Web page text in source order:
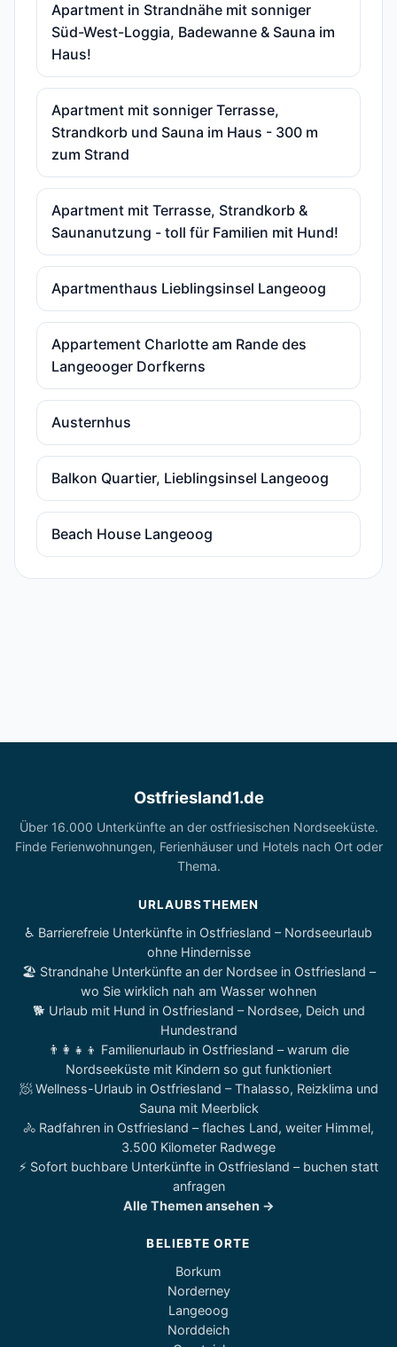
Apartment in Strandnähe mit sonniger
Süd-West-Loggia, Badewanne & Sauna im
Haus!
Apartment mit sonniger Terrasse,
Strandkorb und Sauna im Haus - 300 m
zum Strand
Apartment mit Terrasse, Strandkorb &
Saunanutzung - toll für Familien mit Hund!
Apartmenthaus Lieblingsinsel Langeoog
Appartement Charlotte am Rande des
Langeooger Dorfkerns
Austernhus
Balkon Quartier, Lieblingsinsel Langeoog
Beach House Langeoog
Ostfriesland1.de
Über 16.000 Unterkünfte an der ostfriesischen Nordseeküste.
Finde Ferienwohnungen, Ferienhäuser und Hotels nach Ort oder
Thema.
URLAUBSTHEMEN
♿ Barrierefreie Unterkünfte in Ostfriesland – Nordseeurlaub
ohne Hindernisse
🏖️ Strandnahe Unterkünfte an der Nordsee in Ostfriesland –
wo Sie wirklich nah am Wasser wohnen
🐕 Urlaub mit Hund in Ostfriesland – Nordsee, Deich und
Hundestrand
👨‍👩‍👧‍👦 Familienurlaub in Ostfriesland – warum die
Nordseeküste mit Kindern so gut funktioniert
🧖 Wellness-Urlaub in Ostfriesland – Thalasso, Reizklima und
Sauna mit Meerblick
🚴 Radfahren in Ostfriesland – flaches Land, weiter Himmel,
3.500 Kilometer Radwege
⚡ Sofort buchbare Unterkünfte in Ostfriesland – buchen statt
anfragen
Alle Themen ansehen →
BELIEBTE ORTE
Borkum
Norderney
Langeoog
Norddeich